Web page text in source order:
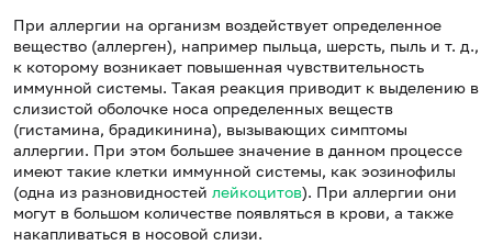
При аллергии на организм воздействует определенное
вещество (аллерген), например пыльца, шерсть, пыль и т. д.,
к которому возникает повышенная чувствительность
иммунной системы. Такая реакция приводит к выделению в
слизистой оболочке носа определенных веществ
(гистамина, брадикинина), вызывающих симптомы
аллергии. При этом большее значение в данном процессе
имеют такие клетки иммунной системы, как эозинофилы
(одна из разновидностей лейкоцитов). При аллергии они
могут в большом количестве появляться в крови, а также
накапливаться в носовой слизи.